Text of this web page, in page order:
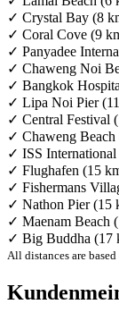
✓ Crystal Bay (8
✓ Coral Cove (9
✓ Panyadee
✓ Chaweng Noi
✓ Bangkok
✓ Lipa Noi Pier
✓ Central Festival
✓ Chaweng Beach
✓ ISS
✓ Flughafen (15
✓ Fishermans
✓ Nathon Pier (15
✓ Maenam Beach
✓ Big Buddha (17
All distances are